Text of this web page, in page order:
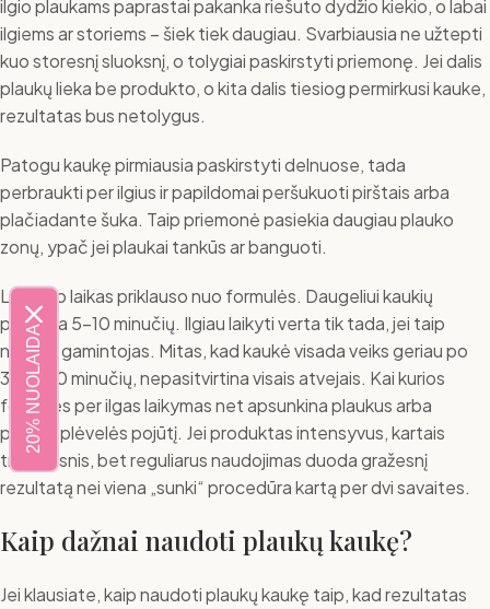
ilgio plaukams paprastai pakanka riešuto dydžio kiekio, o labai
ilgiems ar storiems – šiek tiek daugiau. Svarbiausia ne užtepti
kuo storesnį sluoksnį, o tolygiai paskirstyti priemonę. Jei dalis
plaukų lieka be produkto, o kita dalis tiesiog permirkusi kauke,
rezultatas bus netolygus.
Patogu kaukę pirmiausia paskirstyti delnuose, tada
perbraukti per ilgius ir papildomai peršukuoti pirštais arba
plačiadante šuka. Taip priemonė pasiekia daugiau plauko
zonų, ypač jei plaukai tankūs ar banguoti.
Laikymo laikas priklauso nuo formulės. Daugeliui kaukių
pakanka 5-10 minučių. Ilgiau laikyti verta tik tada, jei taip
nurodo gamintojas. Mitas, kad kaukė visada veiks geriau po
30 ar 40 minučių, nepasitvirtina visais atvejais. Kai kurios
formulės per ilgas laikymas net apsunkina plaukus arba
palieka plėvelės pojūtį. Jei produktas intensyvus, kartais
trumpesnis, bet reguliarus naudojimas duoda gražesnį
rezultatą nei viena „sunki“ procedūra kartą per dvi savaites.
Kaip dažnai naudoti plaukų kaukę?
Jei klausiate, kaip naudoti plaukų kaukę taip, kad rezultatas
20% NUOLAIDA